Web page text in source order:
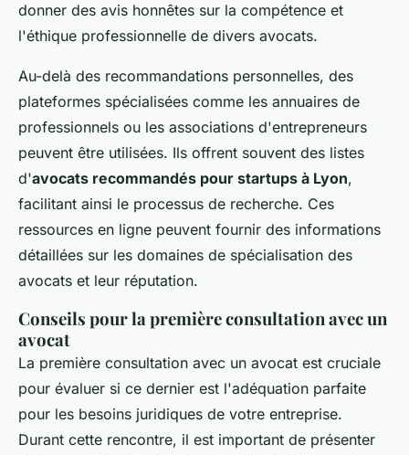
donner des avis honnêtes sur la compétence et
l'éthique professionnelle de divers avocats.
Au-delà des recommandations personnelles, des
plateformes spécialisées comme les annuaires de
professionnels ou les associations d'entrepreneurs
peuvent être utilisées. Ils offrent souvent des listes
d'avocats recommandés pour startups à Lyon,
facilitant ainsi le processus de recherche. Ces
ressources en ligne peuvent fournir des informations
détaillées sur les domaines de spécialisation des
avocats et leur réputation.
Conseils pour la première consultation avec un
avocat
La première consultation avec un avocat est cruciale
pour évaluer si ce dernier est l'adéquation parfaite
pour les besoins juridiques de votre entreprise.
Durant cette rencontre, il est important de présenter